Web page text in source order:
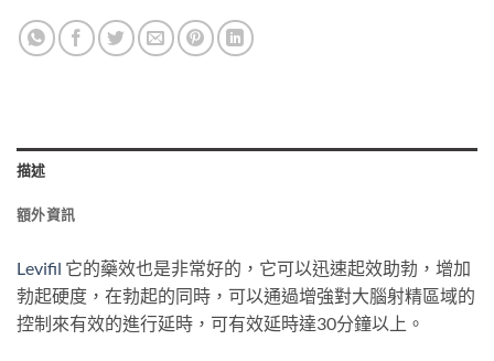
描述
額外資訊
Levifil 它的藥效也是非常好的，它可以迅速起效助勃，增加
勃起硬度，在勃起的同時，可以通過增強對大腦射精區域的
控制來有效的進行延時，可有效延時達30分鐘以上。